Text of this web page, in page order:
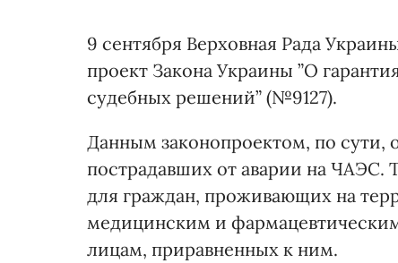
9 сентября Верховная Рада
проект Закона Украины ”О
судебных решений” (№9127).
Данным законопроектом, по сути,
пострадавших от аварии на ЧАЭС.
для граждан, проживающих на
медицинским и
лицам, приравненных к ним.